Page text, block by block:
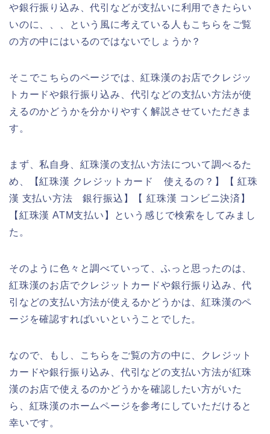
や銀行振り込み、代引などが支払いに利用できたらい
いのに、、、という風に考えている人もこちらをご覧
の方の中にはいるのではないでしょうか？
そこでこちらのページでは、紅珠漢のお店でクレジッ
トカードや銀行振り込み、代引などの支払い方法が使
えるのかどうかを分かりやすく解説させていただきま
す。
まず、私自身、紅珠漢の支払い方法について調べるた
め、【紅珠漢 クレジットカード 使えるの？】【 紅珠
漢 支払い方法 銀行振込】【 紅珠漢 コンビニ決済】
【紅珠漢 ATM支払い】という感じで検索をしてみまし
た。
そのように色々と調べていって、ふっと思ったのは、
紅珠漢のお店でクレジットカードや銀行振り込み、代
引などの支払い方法が使えるかどうかは、紅珠漢のペ
ージを確認すればいいということでした。
なので、もし、こちらをご覧の方の中に、クレジット
カードや銀行振り込み、代引などの支払い方法が紅珠
漢のお店で使えるのかどうかを確認したい方がいた
ら、紅珠漢のホームページを参考にしていただけると
幸いです。